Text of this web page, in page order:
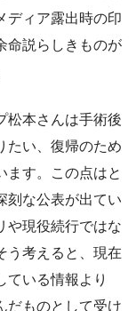
ディア露出時の印
命説らしきものが
松本さんは手術後
たい、復帰のため
ます。この点はと
刻な公表が出てい
や現役続行ではな
う考えると、現在
ている情報より
だものとして受け